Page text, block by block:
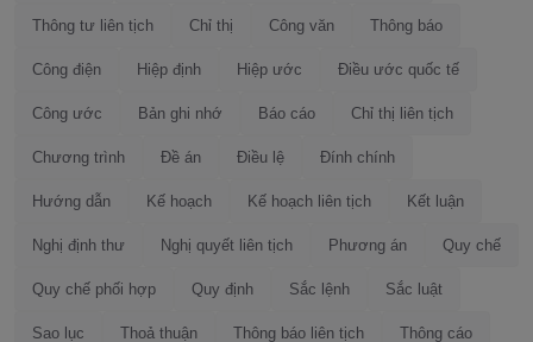
Thông tư liên tịch Chỉ thị Công văn Thông báo
Công điện Hiệp định Hiệp ước Điều ước quốc tế
Công ước Bản ghi nhớ Báo cáo Chỉ thị liên tịch
Chương trình Đề án Điều lệ Đính chính
Hướng dẫn Kế hoạch Kế hoạch liên tịch Kết luận
Nghị định thư Nghị quyết liên tịch Phương án Quy chế
Quy chế phối hợp Quy định Sắc lệnh Sắc luật
Sao lục Thoả thuận Thông báo liên tịch Thông cáo